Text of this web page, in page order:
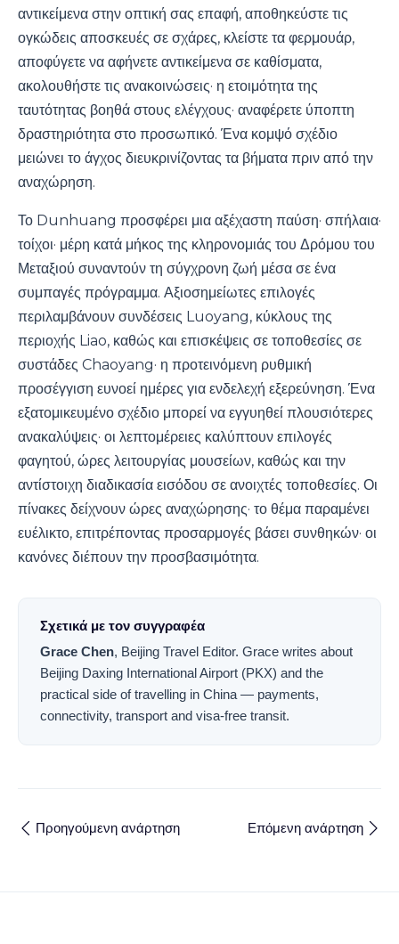
αντικείμενα στην οπτική σας επαφή, αποθηκεύστε τις
ογκώδεις αποσκευές σε σχάρες, κλείστε τα φερμουάρ,
αποφύγετε να αφήνετε αντικείμενα σε καθίσματα,
ακολουθήστε τις ανακοινώσεις· η ετοιμότητα της
ταυτότητας βοηθά στους ελέγχους· αναφέρετε ύποπτη
δραστηριότητα στο προσωπικό. Ένα κομψό σχέδιο
μειώνει το άγχος διευκρινίζοντας τα βήματα πριν από την
αναχώρηση.
Το Dunhuang προσφέρει μια αξέχαστη παύση· σπήλαια·
τοίχοι· μέρη κατά μήκος της κληρονομιάς του Δρόμου του
Μεταξιού συναντούν τη σύγχρονη ζωή μέσα σε ένα
συμπαγές πρόγραμμα. Αξιοσημείωτες επιλογές
περιλαμβάνουν συνδέσεις Luoyang, κύκλους της
περιοχής Liao, καθώς και επισκέψεις σε τοποθεσίες σε
συστάδες Chaoyang· η προτεινόμενη ρυθμική
προσέγγιση ευνοεί ημέρες για ενδελεχή εξερεύνηση. Ένα
εξατομικευμένο σχέδιο μπορεί να εγγυηθεί πλουσιότερες
ανακαλύψεις· οι λεπτομέρειες καλύπτουν επιλογές
φαγητού, ώρες λειτουργίας μουσείων, καθώς και την
αντίστοιχη διαδικασία εισόδου σε ανοιχτές τοποθεσίες. Οι
πίνακες δείχνουν ώρες αναχώρησης· το θέμα παραμένει
ευέλικτο, επιτρέποντας προσαρμογές βάσει συνθηκών· οι
κανόνες διέπουν την προσβασιμότητα.
Σχετικά με τον συγγραφέα
Grace Chen, Beijing Travel Editor. Grace writes about
Beijing Daxing International Airport (PKX) and the
practical side of travelling in China — payments,
connectivity, transport and visa-free transit.
Προηγούμενη ανάρτηση Επόμενη ανάρτηση